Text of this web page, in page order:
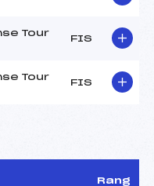
Tour
FIS
Tour
FIS
Rang